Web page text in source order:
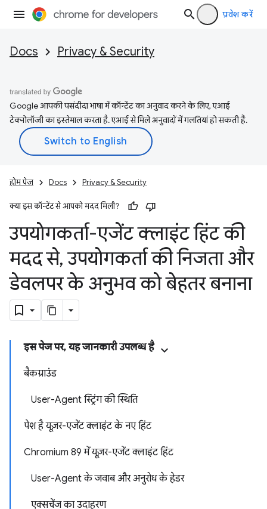
प्रवेश करें
Docs Privacy & Security
Google आपकी पसंदीदा भाषा में कॉन्टेंट का अनुवाद करने के लिए, एआई
टेक्नोलॉजी का इस्तेमाल करता है. एआई से मिले अनुवादों में गलतियां हो सकती हैं.
होम पेज Docs Privacy & Security
क्या इस कॉन्टेंट से आपको मदद मिली?
उपयोगकर्ता-एजेंट क्लाइंट हिंट की
मदद से, उपयोगकर्ता की निजता और
डेवलपर के अनुभव को बेहतर बनाना
इस पेज पर, यह जानकारी उपलब्ध है
बैकग्राउंड
User-Agent स्ट्रिंग की स्थिति
पेश है यूज़र-एजेंट क्लाइंट के नए हिंट
Chromium 89 में यूज़र-एजेंट क्लाइंट हिंट
User-Agent के जवाब और अनुरोध के हेडर
एक्सचेंज का उदाहरण